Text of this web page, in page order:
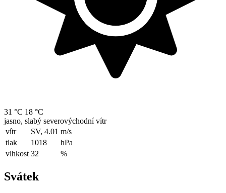
31 °C 18 °C
jasno, slabý severovýchodní vítr
vítr
SV, 4.01 m/s
tlak
1018
hPa
vlhkost 32 %
Svátek